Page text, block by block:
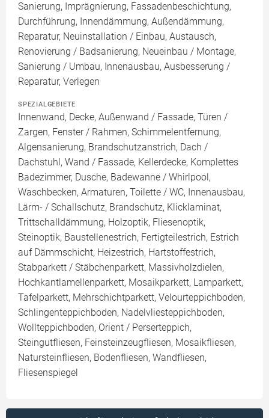
Sanierung, Imprägnierung, Fassadenbeschichtung,
Durchführung, Innendämmung, Außendämmung,
Reparatur, Neuinstallation / Einbau, Austausch,
Renovierung / Badsanierung, Neueinbau / Montage,
Sanierung / Umbau, Innenausbau, Ausbesserung /
Reparatur, Verlegen
SPEZIALGEBIETE
Innenwand, Decke, Außenwand / Fassade, Türen /
Zargen, Fenster / Rahmen, Schimmelentfernung,
Algensanierung, Brandschutzanstrich, Dach /
Dachstuhl, Wand / Fassade, Kellerdecke, Komplettes
Badezimmer, Dusche, Badewanne / Whirlpool,
Waschbecken, Armaturen, Toilette / WC, Innenausbau,
Lärm- / Schallschutz, Brandschutz, Klicklaminat,
Trittschalldämmung, Holzoptik, Fliesenoptik,
Steinoptik, Baustellenestrich, Fertigteilestrich, Estrich
auf Dämmschicht, Heizestrich, Hartstoffestrich,
Stabparkett / Stäbchenparkett, Massivholzdielen,
Hochkantlamellenparkett, Mosaikparkett, Lamparkett,
Tafelparkett, Mehrschichtparkett, Velourteppichboden,
Schlingenteppichboden, Nadelvliesteppichboden,
Wollteppichboden, Orient / Perserteppich,
Steingutfliesen, Feinsteinzeugfliesen, Mosaikfliesen,
Natursteinfliesen, Bodenfliesen, Wandfliesen,
Fliesenspiegel